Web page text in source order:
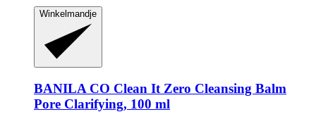
Winkelmandje
BANILA CO Clean It Zero Cleansing Balm
Pore Clarifying, 100 ml